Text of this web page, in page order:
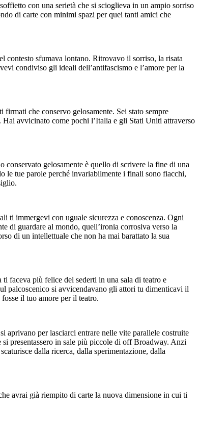
con una serietà che si scioglieva in un ampio sorriso
di carte con minimi spazi per quei tanti amici che
contesto sfumava lontano. Ritrovavo il sorriso, la risata
condiviso gli ideali dell’antifascismo e l’amore per la
che conservo gelosamente. Sei stato sempre
avvicinato come pochi l’Italia e gli Stati Uniti attraverso
gelosamente è quello di scrivere la fine di una
le tue parole perché invariabilmente i finali sono fiacchi,
ti immergevi con uguale sicurezza e conoscenza. Ogni
di guardare al mondo, quell’ironia corrosiva verso la
di un intellettuale che non ha mai barattato la sua
faceva più felice del sederti in una sala di teatro e
palcoscenico si avvicendavano gli attori tu dimenticavi il
il tuo amore per il teatro.
aprivano per lasciarci entrare nelle vite parallele costruite
presentassero in sale più piccole di off Broadway. Anzi
dalla ricerca, dalla sperimentazione, dalla
avrai già riempito di carte la nuova dimensione in cui ti